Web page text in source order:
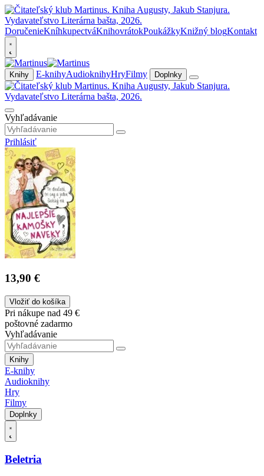
DoručenieKníhkupectváKnihovrátokPoukážkyKnižný blogKontakt
Knihy E-knihyAudioknihyHryFilmy Doplnky
Vyhľadávanie
Prihlásiť
13,90 €
Vložiť do košíka
Pri nákupe nad 49 €
poštovné zadarmo
Vyhľadávanie
Knihy
E-knihy
Audioknihy
Hry
Filmy
Doplnky
Beletria